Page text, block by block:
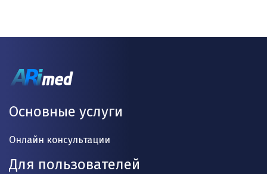
Основные услуги
Онлайн консультации
Для пользователей